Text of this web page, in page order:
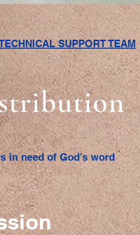
SUPPORT TEAM
in need of God's word